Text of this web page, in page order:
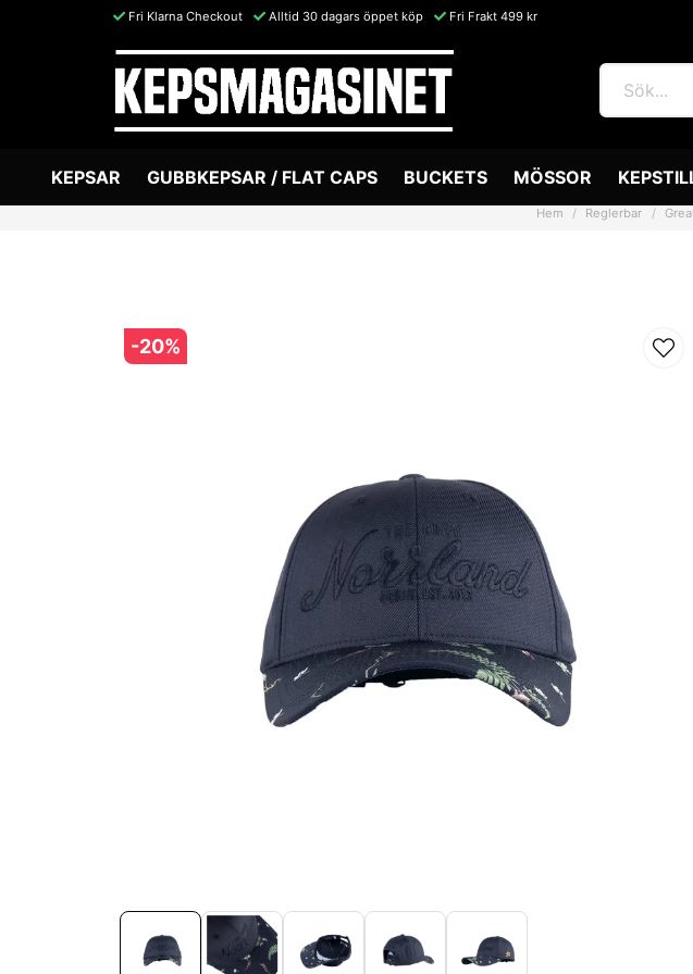
Fri Klarna Checkout Alltid 30 dagars öppet köp Fri Frakt 499 kr
KEPSAR GUBBKEPSAR / FLAT CAPS BUCKETS MÖSSOR
Hem Reglerbar
-20%